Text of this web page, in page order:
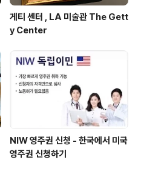
게티 센터 , LA 미술관 The Gett
y Center
NIW 영주권 신청 - 한국에서 미국
영주권 신청하기